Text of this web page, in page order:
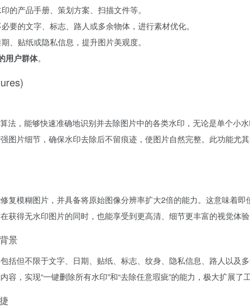
的产品手册、策划方案、扫描文件等。
要的文字、标志、路人或多余物体，进行素材优化。
、贴纸或隐私信息，提升图片美观度。
用户群体。
法，能够快速准确地识别并去除图片中的各类水印，无论是单个小
图片细节，确保水印去除后不留痕迹，使图片自然完整。此功能尤
复模糊图片，并具备将原始图像分辨率扩大2倍的能力。这意味着
获得无水印图片的同时，也能享受到更高清、细节更丰富的视觉体验
景
括但不限于文字、日期、贴纸、标志、纹身、隐私信息、路人以及
，实现“一键删除所有水印”和“去除任意瑕疵”的能力，极大扩展了